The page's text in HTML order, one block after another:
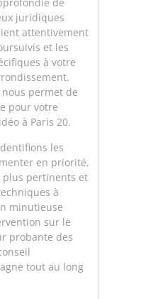
juridiques
attentivement
et les
à votre
permet de
pour votre
à Paris 20.
les
en priorité,
plus pertinents et
à
minutieuse
sur le
probante des
tout au long